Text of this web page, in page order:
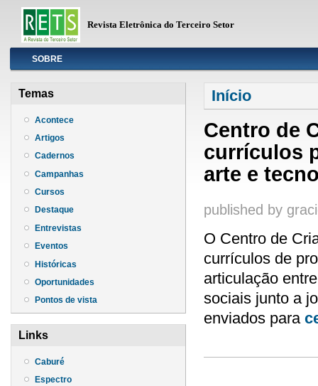
Revista Eletrônica do Terceiro Setor
InfoSOBRE
Temas
Acontece
Artigos
Cadernos
Campanhas
Cursos
Destaque
Entrevistas
Eventos
Históricas
Oportunidades
Pontos de vista
Links
Caburé
Espectro
Você está aqui
Início
Centro de
currículos
arte e
published by
O Centro de
currículos de
articulação
sociais junto a
enviados para